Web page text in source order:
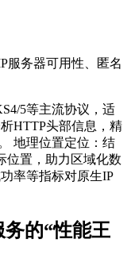
服务器可用性、匿名
5等主流协议，适
HTTP头部信息，精
地理位置定位：结
位置，助力区域化数
率等指标对原生IP
的“性能王